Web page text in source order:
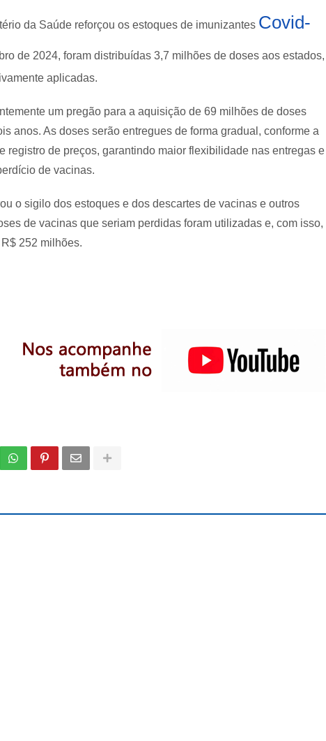
da Saúde reforçou os estoques de imunizantes Covid-
de 2024, foram distribuídas 3,7 milhões de doses aos estados,
aplicadas.
um pregão para a aquisição de 69 milhões de doses
anos. As doses serão entregues de forma gradual, conforme a
registro de preços, garantindo maior flexibilidade nas entregas e
de vacinas.
o sigilo dos estoques e dos descartes de vacinas e outros
de vacinas que seriam perdidas foram utilizadas e, com isso,
252 milhões.